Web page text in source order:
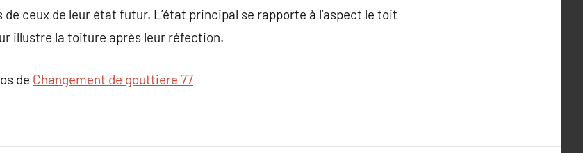
ceux de leur état futur. L’état principal se rapporte à l’aspect le toit
illustre la toiture après leur réfection.
de Changement de gouttiere 77